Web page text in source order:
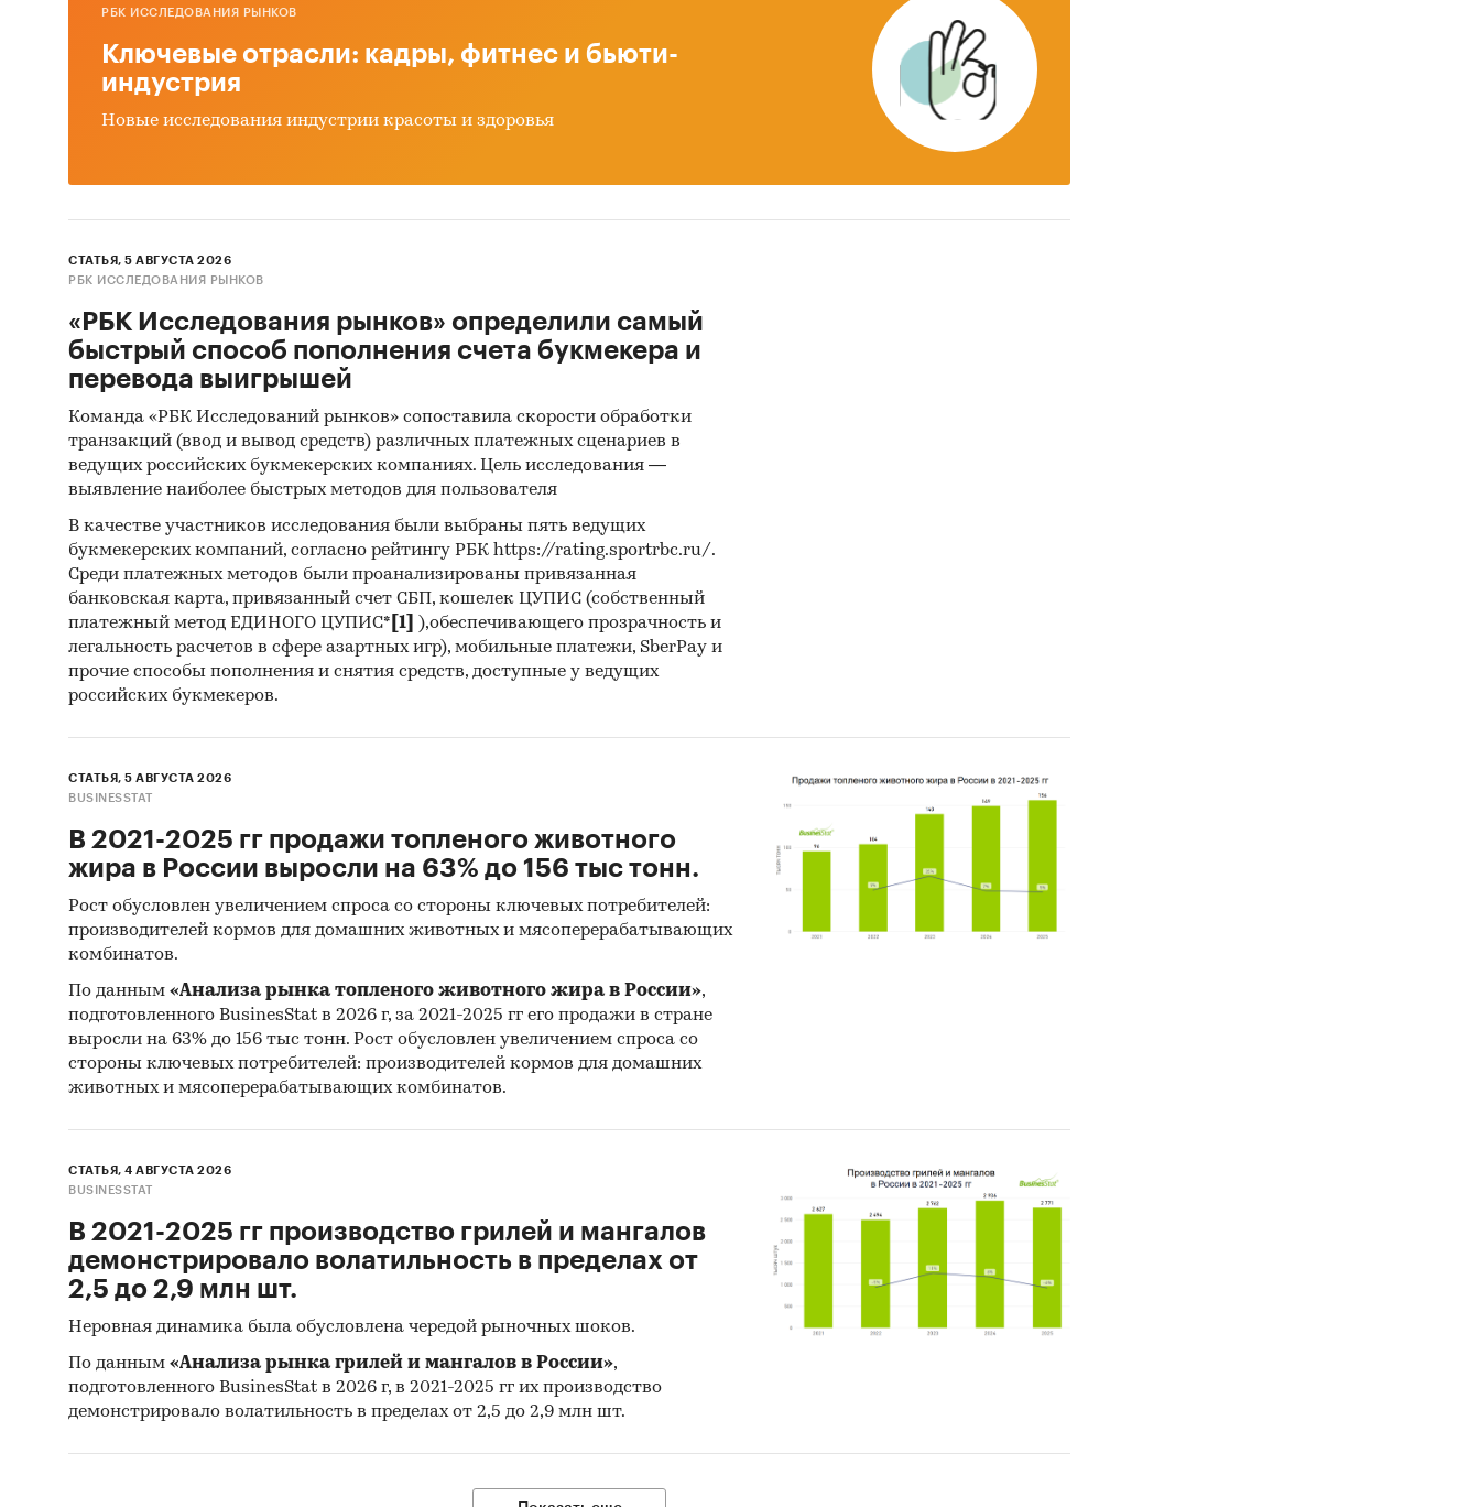
РБК ИССЛЕДОВАНИЯ РЫНКОВ
Ключевые отрасли: кадры, фитнес и бьюти-
индустрия
Новые исследования индустрии красоты и здоровья
СТАТЬЯ, 5 АВГУСТА 2026
РБК ИССЛЕДОВАНИЯ РЫНКОВ
«РБК Исследования рынков» определили самый
быстрый способ пополнения счета букмекера и
перевода выигрышей
Команда «РБК Исследований рынков» сопоставила скорости обработки
транзакций (ввод и вывод средств) различных платежных сценариев в
ведущих российских букмекерских компаниях. Цель исследования —
выявление наиболее быстрых методов для пользователя
В качестве участников исследования были выбраны пять ведущих
букмекерских компаний, согласно рейтингу РБК https://rating.sportrbc.ru/.
Среди платежных методов были проанализированы привязанная
банковская карта, привязанный счет СБП, кошелек ЦУПИС (собственный
платежный метод ЕДИНОГО ЦУПИС* [1]
),обеспечивающего прозрачность и
легальность расчетов в сфере азартных игр), мобильные платежи, SberPay и
прочие способы пополнения и снятия средств, доступные у ведущих
российских букмекеров.
СТАТЬЯ, 5 АВГУСТА 2026
BUSINESSTAT
В 2021-2025 гг продажи топленого животного
жира в России выросли на 63% до 156 тыс тонн.
Рост обусловлен увеличением спроса со стороны ключевых потребителей:
производителей кормов для домашних животных и мясоперерабатывающих
комбинатов.
По данным «Анализа рынка топленого животного жира в России»,
подготовленного BusinesStat в 2026 г, за 2021-2025 гг его продажи в стране
выросли на 63% до 156 тыс тонн. Рост обусловлен увеличением спроса со
стороны ключевых потребителей: производителей кормов для домашних
животных и мясоперерабатывающих комбинатов.
СТАТЬЯ, 4 АВГУСТА 2026
BUSINESSTAT
В 2021-2025 гг производство грилей и мангалов
демонстрировало волатильность в пределах от
2,5 до 2,9 млн шт.
Неровная динамика была обусловлена чередой рыночных шоков.
По данным «Анализа рынка грилей и мангалов в России»,
подготовленного BusinesStat в 2026 г, в 2021-2025 гг их производство
демонстрировало волатильность в пределах от 2,5 до 2,9 млн шт.